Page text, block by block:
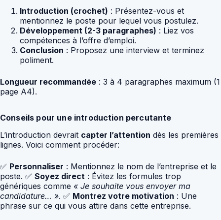
Introduction (crochet) : Présentez-vous et
mentionnez le poste pour lequel vous postulez.
Développement (2-3 paragraphes) : Liez vos
compétences à l’offre d’emploi.
Conclusion : Proposez une interview et terminez
poliment.
Longueur recommandée : 3 à 4 paragraphes maximum (1
page A4).
Conseils pour une introduction percutante
L’introduction devrait capter l’attention dès les premières
lignes. Voici comment procéder:
✅ Personnaliser : Mentionnez le nom de l’entreprise et le
poste. ✅ Soyez direct : Évitez les formules trop
génériques comme « Je souhaite vous envoyer ma
candidature… ». ✅ Montrez votre motivation : Une
phrase sur ce qui vous attire dans cette entreprise.